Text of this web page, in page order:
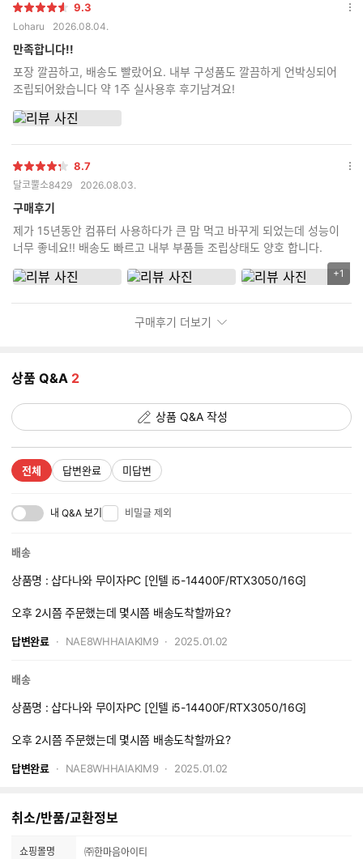
별
점
9.3
Loharu 2026.08.04.
만족합니다!!
포장 깔끔하고, 배송도 빨랐어요. 내부 구성품도 깔끔하게 언박싱되어
조립되어왔습니다 약 1주 실사용후 후기남겨요!
옵
별
점
8.7
달코뿔소8429 2026.08.03.
구매후기
제가 15년동안 컴퓨터 사용하다가 큰 맘 먹고 바꾸게 되었는데 성능이
너무 좋네요!! 배송도 빠르고 내부 부품들 조립상태도 양호 합니다.
리
수
+1
옵
구매후기 더보기
상품 Q&A 2
상품 Q&A 작성
전체 답변완료 미답변
내 Q&A 보기 비밀글 제외
배송
상품명 : 샵다나와 무이자PC [인텔 i5-14400F/RTX3050/16G]
오후 2시쯤 주문했는데 몇시쯤 배송도착할까요?
답변완료 NAE8WHHAIAKIM9 2025.01.02
배송
상품명 : 샵다나와 무이자PC [인텔 i5-14400F/RTX3050/16G]
오후 2시쯤 주문했는데 몇시쯤 배송도착할까요?
답변완료 NAE8WHHAIAKIM9 2025.01.02
취소/반품/교환정보
쇼핑몰명 ㈜한마음아이티